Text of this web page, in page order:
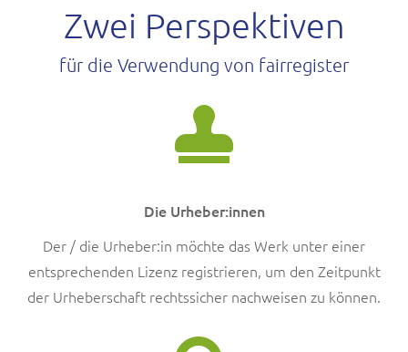
Zwei Perspektiven
für die Verwendung von fairregister
Die Urheber:innen
Der / die Urheber:in möchte das Werk unter einer
entsprechenden Lizenz registrieren, um den Zeitpunkt
der Urheberschaft rechtssicher nachweisen zu können.